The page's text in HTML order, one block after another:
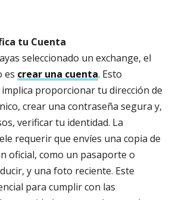
tu Cuenta
seleccionado un exchange, el
es crear una cuenta. Esto
proporcionar tu dirección de
crear una contraseña segura y,
verificar tu identidad. La
requerir que envíes una copia de
oficial, como un pasaporte o
y una foto reciente. Este
para cumplir con las